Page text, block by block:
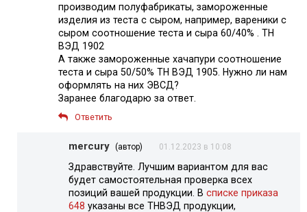
производим полуфабрикаты, замороженные
изделия из теста с сыром, например, вареники с
сыром соотношение теста и сыра 60/40% . ТН
ВЭД 1902
А также замороженные хачапури соотношение
теста и сыра 50/50% ТН ВЭД 1905. Нужно ли нам
оформлять на них ЭВСД?
Заранее благодарю за ответ.
Ответить
mercury (автор) 01.12.2023 в 10:08
Здравствуйте. Лучшим вариантом для вас
будет самостоятельная проверка всех
позиций вашей продукции. В списке приказа
648 указаны все ТНВЭД продукции,